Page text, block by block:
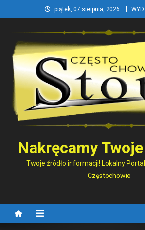
to
piątek, 07 sierpnia, 2026
Nakręcamy
Twoje źródło informacji! Lokalny
Częstochowie